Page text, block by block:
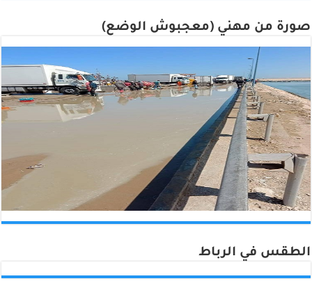
صورة من مهني (معجبوش الوضع)
الطقس في الرباط
Rabat, Morocco